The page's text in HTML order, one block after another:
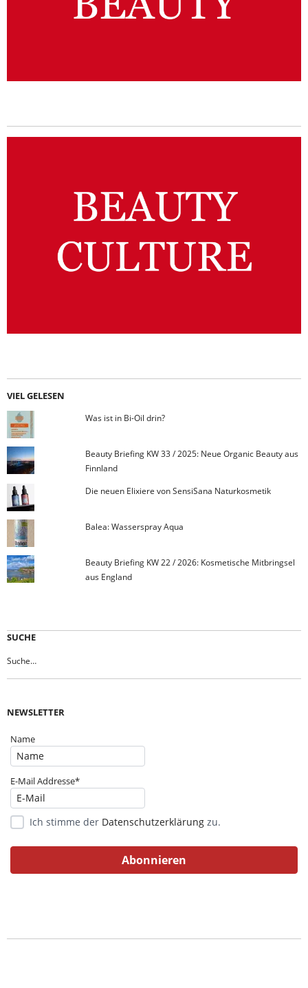
VIEL GELESEN
Was ist in Bi-Oil drin?
Beauty Briefing KW 33 / 2025: Neue Organic Beauty aus
Finnland
Die neuen Elixiere von SensiSana Naturkosmetik
Balea: Wasserspray Aqua
Beauty Briefing KW 22 / 2026: Kosmetische Mitbringsel
aus England
SUCHE
NEWSLETTER
Name
E-Mail Addresse*
Ich stimme der Datenschutzerklärung zu.